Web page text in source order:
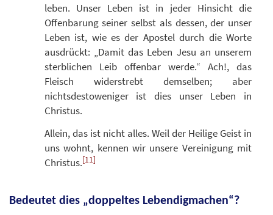
leben. Unser Leben ist in jeder Hinsicht die
Offenbarung seiner selbst als dessen, der unser
Leben ist, wie es der Apostel durch die Worte
ausdrückt: „Damit das Leben Jesu an unserem
sterblichen Leib offenbar werde.“ Ach!, das
Fleisch widerstrebt demselben; aber
nichtsdestoweniger ist dies unser Leben in
Christus.
Allein, das ist nicht alles. Weil der Heilige Geist in
uns wohnt, kennen wir unsere Vereinigung mit
Christus.[11]
Bedeutet dies „doppeltes Lebendigmachen“?